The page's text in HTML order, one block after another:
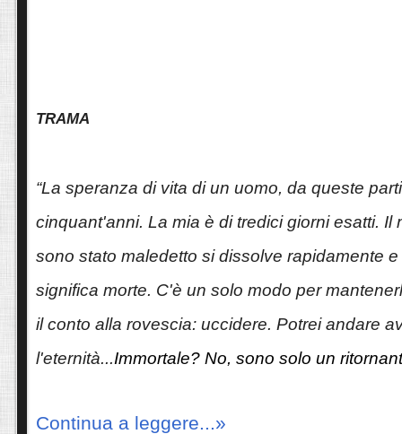
TRAMA
“La speranza di vita di un uomo, da queste
cinquant'anni. La mia è di tredici giorni esatti. Il
sono stato maledetto si dissolve rapidamente
significa morte. C'è un solo modo per
il conto alla rovescia: uccidere. Potrei andare
l'eternità...Immortale? No, sono solo un
Continua a leggere...»